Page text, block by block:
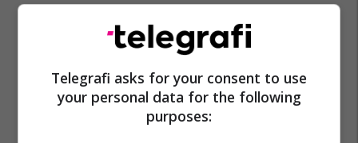
Telegrafi asks for your consent to use
your personal data for the following
purposes: